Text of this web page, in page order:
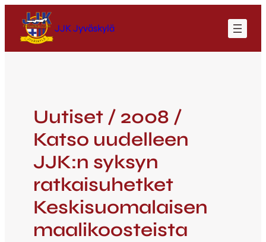
JJK Jyväskylä
Uutiset / 2008 /
Katso uudelleen
JJK:n syksyn
ratkaisuhetket
Keskisuomalaisen
maalikoosteista